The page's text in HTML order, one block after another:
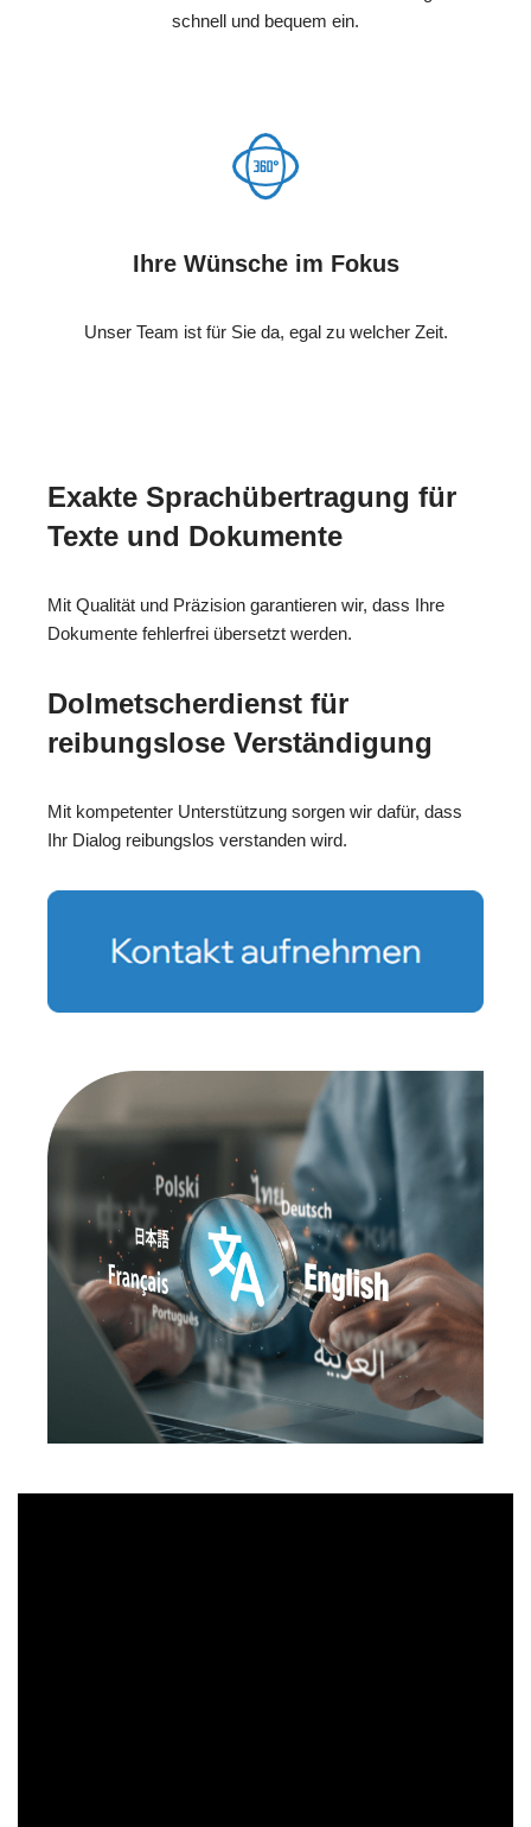
schnell und bequem ein.
Ihre Wünsche im Fokus
Unser Team ist für Sie da, egal zu welcher Zeit.
Exakte Sprachübertragung für
Texte und Dokumente
Mit Qualität und Präzision garantieren wir, dass Ihre
Dokumente fehlerfrei übersetzt werden.
Dolmetscherdienst für
reibungslose Verständigung
Mit kompetenter Unterstützung sorgen wir dafür, dass
Ihr Dialog reibungslos verstanden wird.